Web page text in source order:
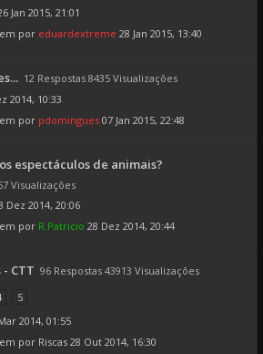
Jan 2015, 21:01
por eduardextreme 28 Jan 2015, 13:40
12 Respostas 8435 Visualizações
2014, 10:33
por pdomingues 07 Jan 2015, 22:48
espectáculos de animais?
Visualizações
Dez 2014, 20:06
por R.Patricio 28 Dez 2014, 20:44
CTT 96 Respostas 43913 Visualizações
5
2014, 01:55
por Riscas 28 Out 2014, 16:30